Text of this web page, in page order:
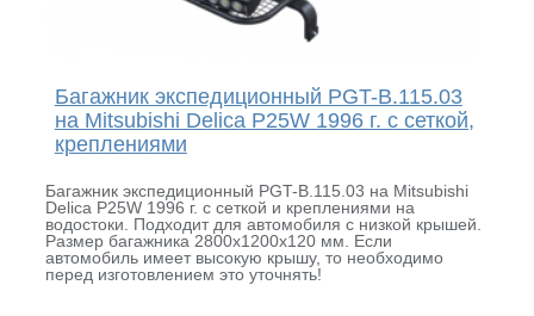
Багажник экспедиционный PGT-B.115.03
на Mitsubishi Delica P25W 1996 г. с сеткой,
креплениями
Багажник экспедиционный PGT-B.115.03 на Mitsubishi
Delica P25W 1996 г. с сеткой и креплениями на
водостоки. Подходит для автомобиля с низкой крышей.
Размер багажника 2800х1200х120 мм. Если
автомобиль имеет высокую крышу, то необходимо
перед изготовлением это уточнять!